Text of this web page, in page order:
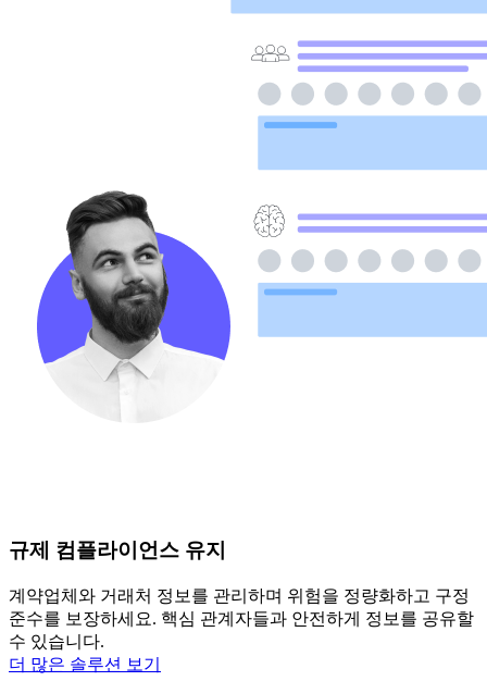
규제 컴플라이언스 유지
계약업체와 거래처 정보를 관리하며 위험을 정량화하고 구정
준수를 보장하세요. 핵심 관계자들과 안전하게 정보를 공유할
수 있습니다.
더 많은 솔루션 보기